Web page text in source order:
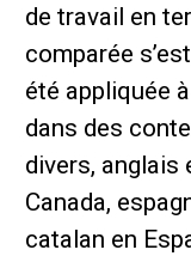
de travail en
comparée
été appliquée
dans des
divers, anglais
Canada,
catalan en